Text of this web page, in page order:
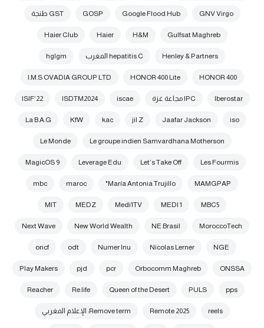
GNV Virgo
Google Flood Hub
GOSP GST طنجة
Gulfsat Maghreb
H&M
Haier
Haier Club
Henley & Partners hepatitis C المغرب hglgm
HONOR 400
HONOR 400 Lite
I.M.S OVADIA GROUP LTD
Iberostar IPC مجاعة غزة iscae
ISDTM2024
ISIF’22
iso
Jaafar Jackson
jil Z
kac
KfW
La B.A.G
Le groupe indien Samvardhana Motherson
Le Monde
Les Fourmis
Let’s Take Off
Leverage Edu
MagicOS 9
MAMGPAP
María Antonia Trujillo"
maroc
mbc
MBC5
MEDI 1
Medi1TV
MEDZ
MIT
MoroccoTech
NE Brasil
New World Wealth
Next Wave
NGE
Nicolas Lerner
Numer Inu
odt
oncf
ONSSA
Orbocomm Maghreb
pcr
pjd
Play Makers
pps
PULS
Queen of the Desert
Re.life
Reacher
reels
Remote 2025 Remove term: الإعلام المغربي